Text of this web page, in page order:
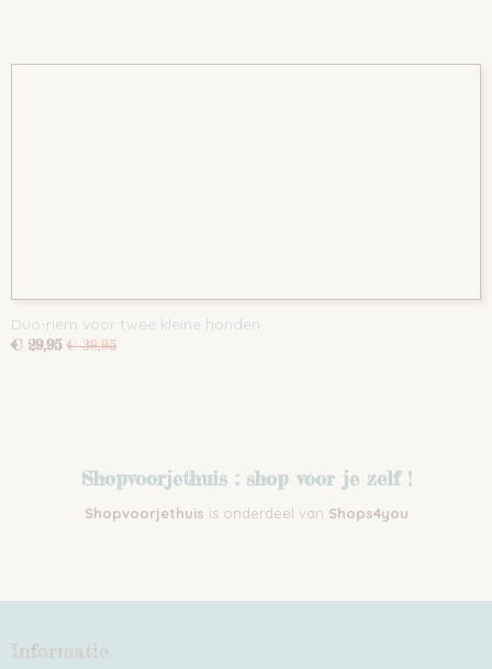
Duo-riem voor twee kleine honden
€ 29,95 € 39,95
Shopvoorjethuis : shop voor je zelf !
Shopvoorjethuis is onderdeel van Shops4you
Informatie